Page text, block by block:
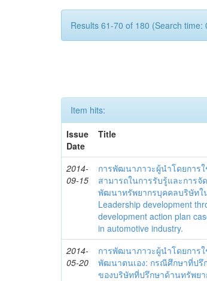
Results 61-70 of 180 (Search time:
Item hits:
Issue
Date
Title
2014-
09-15
การพัฒนาภาวะผู้นำโดยการ
สามารถในการรับรู้และการ
พัฒนาทรัพยากรบุคคลบริษัท
Leadership development
development action plan
in automotive industry.
2014-
05-20
การพัฒนาภาวะผู้นำโดยการ
พัฒนาตนเอง: กรณีศึกษาที่ปรึ
ของบริษัทที่ปรึกษาด้านทรัพย